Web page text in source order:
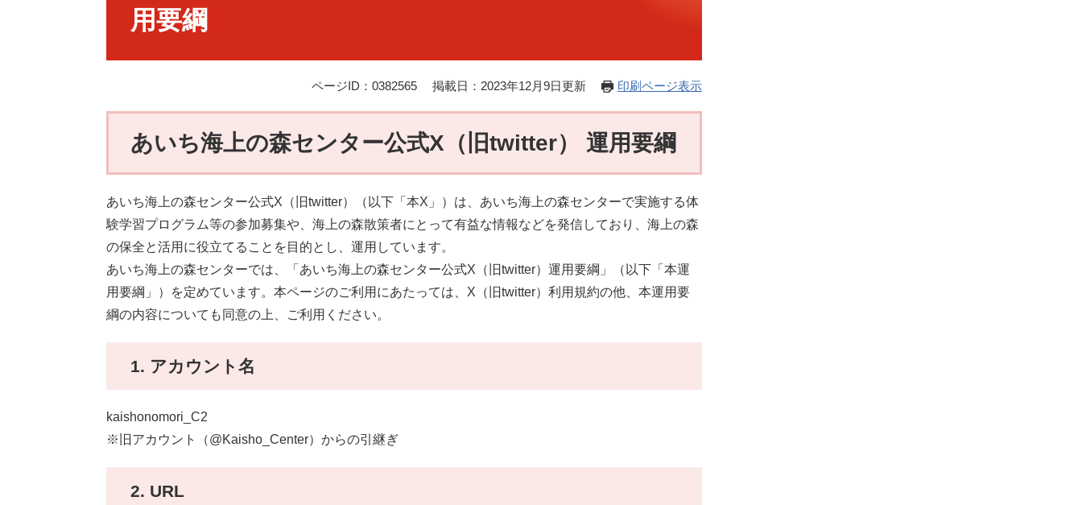
用要綱
ページID：0382565 掲載日：2023年12月9日更新 印刷ページ表示
あいち海上の森センター公式X（旧twitter） 運用要綱
あいち海上の森センター公式X（旧twitter）（以下「本X」）は、あいち海上の森センターで実施する体
験学習プログラム等の参加募集や、海上の森散策者にとって有益な情報などを発信しており、海上の森
の保全と活用に役立てることを目的とし、運用しています。
あいち海上の森センターでは、「あいち海上の森センター公式X（旧twitter）運用要綱」（以下「本運
用要綱」）を定めています。本ページのご利用にあたっては、X（旧twitter）利用規約の他、本運用要
綱の内容についても同意の上、ご利用ください。
1. アカウント名
kaishonomori_C2
※旧アカウント（@Kaisho_Center）からの引継ぎ
2. URL